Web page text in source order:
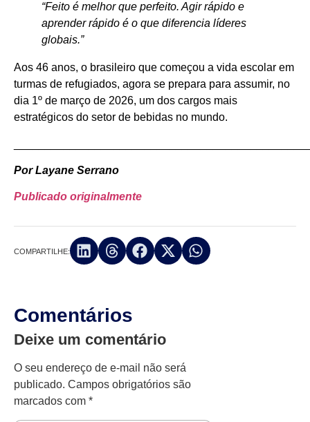
“Feito é melhor que perfeito. Agir rápido e
aprender rápido é o que diferencia líderes
globais.”
Aos 46 anos, o brasileiro que começou a vida escolar em
turmas de refugiados, agora se prepara para assumir, no
dia 1º de março de 2026, um dos cargos mais
estratégicos do setor de bebidas no mundo.
Por Layane Serrano
Publicado originalmente
COMPARTILHE:
Comentários
Deixe um comentário
O seu endereço de e-mail não será
publicado. Campos obrigatórios são
marcados com *